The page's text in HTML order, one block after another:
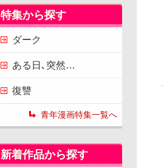
特集から探す
ダーク
ある日､突然…
復讐
青年漫画特集一覧へ
新着作品から探す